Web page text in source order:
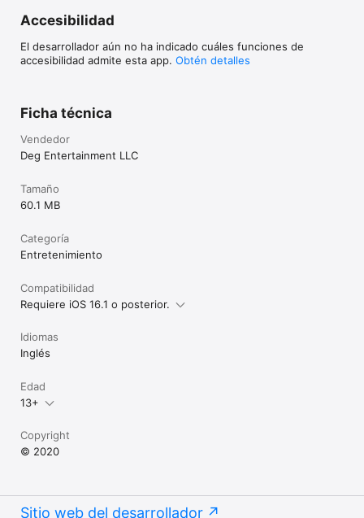
Accesibilidad
El desarrollador aún no ha indicado cuáles funciones de
accesibilidad admite esta app. Obtén detalles
Ficha técnica
Vendedor
Deg Entertainment LLC
Tamaño
60.1 MB
Categoría
Entretenimiento
Compatibilidad
Requiere iOS 16.1 o posterior.
Idiomas
Inglés
Edad
13+
Copyright
© 2020
Sitio web del desarrollador